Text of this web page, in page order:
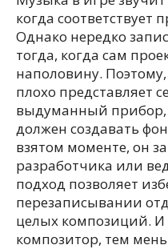
когда соответствует
Однако нередко
тогда, когда сам
наполовину.
плохо представляет
выдуманный прибор,
должен создавать
взятом моменте, он
разработчика или
подход позволяет
перезаписывании
целых композиций. И
композитор, тем